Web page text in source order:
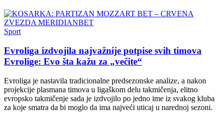
Sport
Evroliga izdvojila najvažnije potpise svih timova
Evrolige: Evo šta kažu za „večite“
Evroliga je nastavila tradicionalne predsezonske analize, a nakon
projekcije plasmana timova u ligaškom delu takmičenja, elitno
evropsko takmičenje sada je izdvojilo po jedno ime iz svakog kluba
za koje smatra da bi moglo da ima najveći uticaj u narednoj sezoni.